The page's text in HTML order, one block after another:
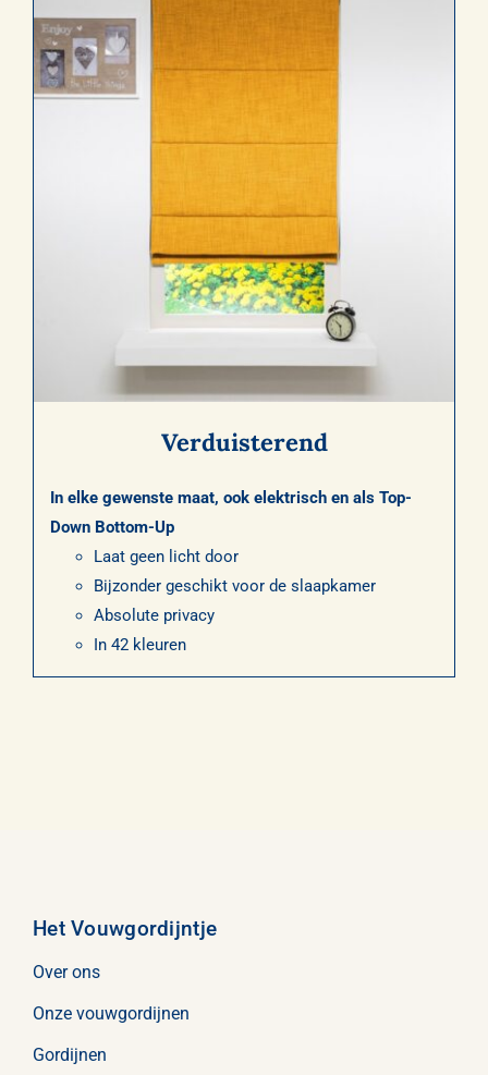
Verduisterend
In elke gewenste maat, ook elektrisch en als Top-
Down Bottom-Up
Laat geen licht door
Bijzonder geschikt voor de slaapkamer
Absolute privacy
In 42 kleuren
Het Vouwgordijntje
Over ons
Onze vouwgordijnen
Gordijnen